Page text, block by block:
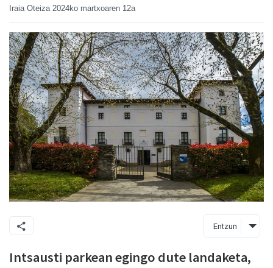
Iraia Oteiza 2024ko martxoaren 12a
Entzun
Intsausti parkean egingo dute landaketa,